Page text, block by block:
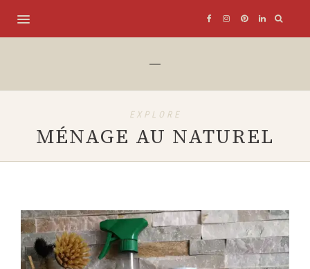
EXPLORE
MÉNAGE AU NATUREL